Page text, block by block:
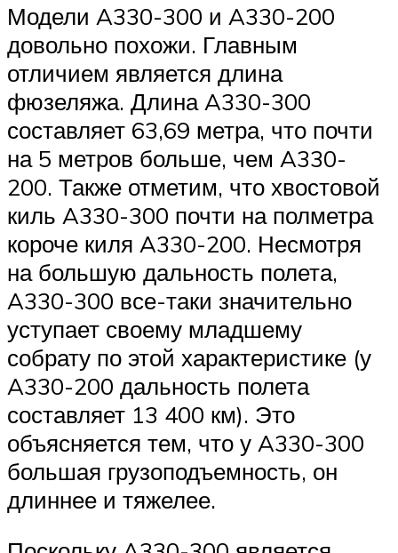
Модели A330-300 и A330-200
довольно похожи. Главным
отличием является длина
фюзеляжа. Длина A330-300
составляет 63,69 метра, что почти
на 5 метров больше, чем A330-
200. Также отметим, что хвостовой
киль A330-300 почти на полметра
короче киля A330-200. Несмотря
на большую дальность полета,
A330-300 все-таки значительно
уступает своему младшему
собрату по этой характеристике (у
A330-200 дальность полета
составляет 13 400 км). Это
объясняется тем, что у A330-300
большая грузоподъемность, он
длиннее и тяжелее.